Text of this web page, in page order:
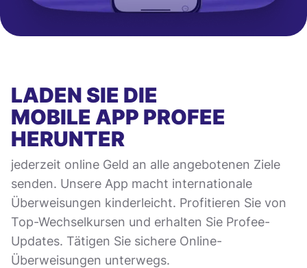
LADEN SIE DIE
MOBILE APP PROFEE
HERUNTER
jederzeit online Geld an alle angebotenen Ziele
senden. Unsere App macht internationale
Überweisungen kinderleicht. Profitieren Sie von
Top-Wechselkursen und erhalten Sie Profee-
Updates. Tätigen Sie sichere Online-
Überweisungen unterwegs.